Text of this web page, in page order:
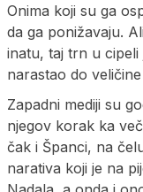
Onima koji su ga
da ga ponižavaju.
inatu, taj trn u
narastao do
Zapadni mediji su
njegov korak ka
čak i Španci, na
narativa koji je na